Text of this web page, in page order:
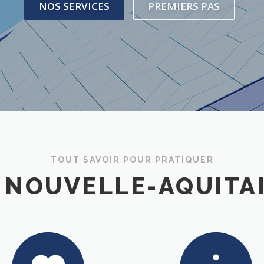
NOS SERVICES PREMIERS PAS
TOUT SAVOIR POUR PRATIQUER